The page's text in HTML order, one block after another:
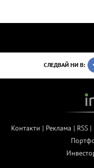
СЛЕДВАЙ НИ В:
Контакти | Реклама | RSS|